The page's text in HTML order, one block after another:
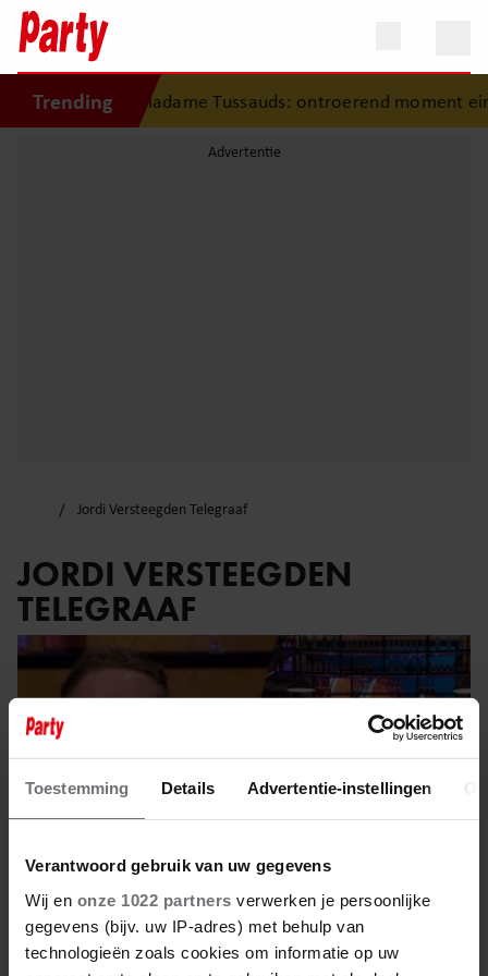
Toestemming Details Advertentie-instellingen
Verantwoord gebruik van uw gegevens
Wij en onze 1022 partners verwerken je persoonlijke
gegevens (bijv. uw IP-adres) met behulp van
technologieën zoals cookies om informatie op uw
Trending
jonge fan in Madame Tussauds: ontroerend moment
Jordi Versteegden Telegraaf
JORDI VERSTEEGDEN
TELEGRAAF